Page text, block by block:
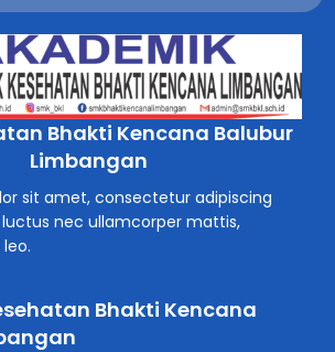
Bhakti Kencana Balubur
Limbangan
sit amet, consectetur adipiscing
luctus nec ullamcorper mattis,
Bhakti Kencana